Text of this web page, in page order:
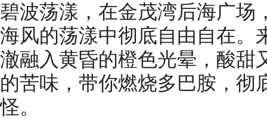
碧波荡漾，在金茂湾后海广场
海风的荡漾中彻底自由自在。
澈融入黄昏的橙色光晕，酸甜
的苦味，带你燃烧多巴胺，彻
怪。